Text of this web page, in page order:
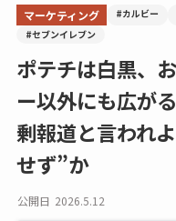
マーケティング #カルビー
#セブンイレブン
ポテチは白黒、
ー以外にも広が
剰報道と言われ
せず”か
公開日 2026.5.12